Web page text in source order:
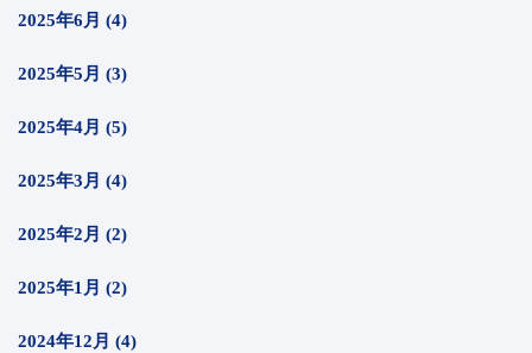
2025年6月 (4)
2025年5月 (3)
2025年4月 (5)
2025年3月 (4)
2025年2月 (2)
2025年1月 (2)
2024年12月 (4)